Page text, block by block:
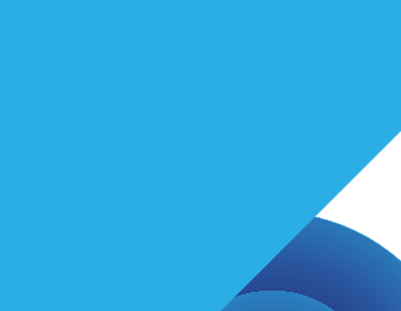
poortwachter gepositioneerd. Als zodanig moet
als die